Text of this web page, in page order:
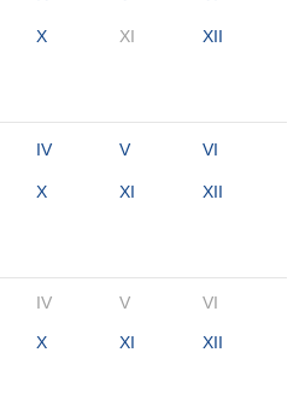
X XI XII
IV V VI
X XI XII
IV V VI
X XI XII